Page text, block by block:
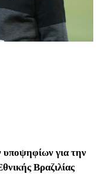
υποψηφίων για την
Βραζιλίας